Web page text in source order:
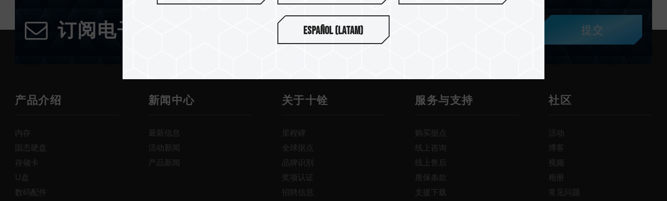
订阅电子报 提交
产品介绍
内存
固态硬盘
存储卡
U盘
数码配件
新闻中心
最新信息
活动新闻
产品新闻
关于十铨
里程碑
全球据点
品牌识别
奖项认证
招聘信息
服务与支持
购买据点
线上咨询
线上售后
质保条款
支援下载
社区
活动
博客
视频
相册
常见问题
Español (Latam)